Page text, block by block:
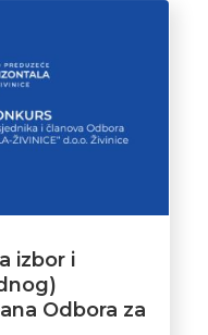
izbor i
Odbora za